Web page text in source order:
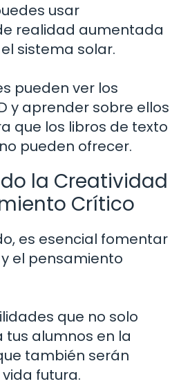
usar
realidad aumentada
sistema solar.
pueden ver los
y aprender sobre ellos
que los libros de texto
pueden ofrecer.
la Creatividad
Crítico
es esencial fomentar
el pensamiento
que no solo
tus alumnos en la
también serán
futura.